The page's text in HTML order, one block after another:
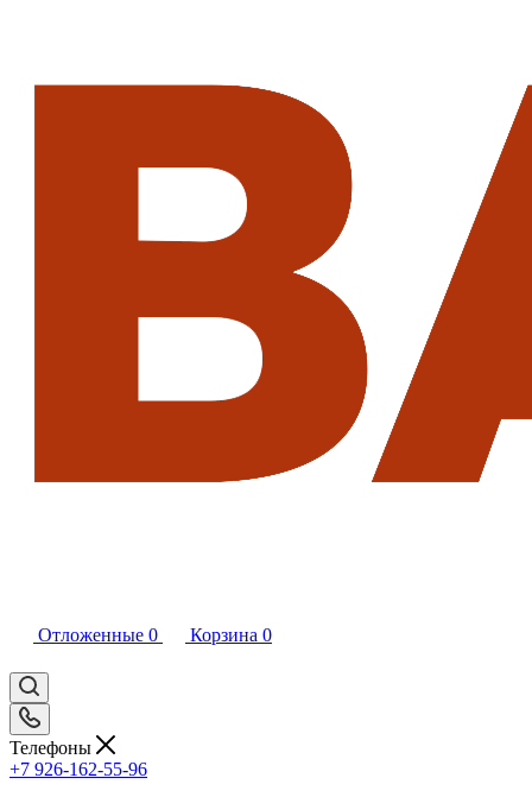
Отложенные 0 Корзина 0
Телефоны
+7 926-162-55-96